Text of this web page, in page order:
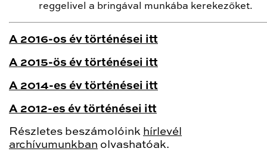
reggelivel a bringával munkába kerekezőket.
A 2016-os év történései itt
A 2015-ös év történései itt
A 2014-es év történései itt
A 2012-es év történései itt
Részletes beszámolóink hírlevél
archívumunkban olvashatóak.